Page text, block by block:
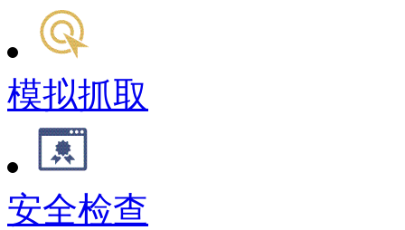
模拟抓取
安全检查